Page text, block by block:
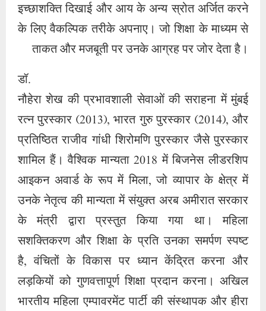
इच्छाशक्ति दिखाई और आय के अन्य स्रोत अर्जित करने
के लिए वैकल्पिक तरीके अपनाए। जो शिक्षा के माध्यम से
ताकत और मजबूती पर उनके आग्रह पर जोर देता है।
डॉ.
नौहेरा शेख की प्रभावशाली सेवाओं की सराहना में मुंबई
रत्न पुरस्कार (2013), भारत गुरु पुरस्कार (2014), और
प्रतिष्ठित राजीव गांधी शिरोमणि पुरस्कार जैसे पुरस्कार
शामिल हैं। वैश्विक मान्यता 2018 में बिजनेस लीडरशिप
आइकन अवार्ड के रूप में मिला, जो व्यापार के क्षेत्र में
उनके नेतृत्व की मान्यता में संयुक्त अरब अमीरात सरकार
के मंत्री द्वारा प्रस्तुत किया गया था। महिला
सशक्तिकरण और शिक्षा के प्रति उनका समर्पण स्पष्ट
है, वंचितों के विकास पर ध्यान केंद्रित करना और
लड़कियों को गुणवत्तापूर्ण शिक्षा प्रदान करना। अखिल
भारतीय महिला एम्पावरमेंट पार्टी की संस्थापक और हीरा